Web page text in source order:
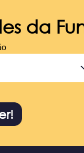
da